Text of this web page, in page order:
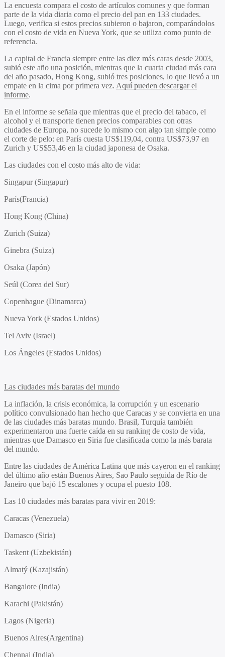
La encuesta compara el costo de artículos comunes y que forman
parte de la vida diaria como el precio del pan en 133 ciudades.
Luego, verifica si estos precios subieron o bajaron, comparándolos
con el costo de vida en Nueva York, que se utiliza como punto de
referencia.
La capital de Francia siempre entre las diez más caras desde 2003,
subió este año una posición, mientras que la cuarta ciudad más cara
del año pasado, Hong Kong, subió tres posiciones, lo que llevó a un
empate en la cima por primera vez. Aquí pueden descargar el
informe.
En el informe se señala que mientras que el precio del tabaco, el
alcohol y el transporte tienen precios comparables con otras
ciudades de Europa, no sucede lo mismo con algo tan simple como
el corte de pelo: en París cuesta US$119,04, contra US$73,97 en
Zurich y US$53,46 en la ciudad japonesa de Osaka.
Las ciudades con el costo más alto de vida:
Singapur (Singapur)
París(Francia)
Hong Kong (China)
Zurich (Suiza)
Ginebra (Suiza)
Osaka (Japón)
Seúl (Corea del Sur)
Copenhague (Dinamarca)
Nueva York (Estados Unidos)
Tel Aviv (Israel)
Los Ángeles (Estados Unidos)
Las ciudades más baratas del mundo
La inflación, la crisis económica, la corrupción y un escenario
político convulsionado han hecho que Caracas y se convierta en una
de las ciudades más baratas mundo. Brasil, Turquía también
experimentaron una fuerte caída en su ranking de costo de vida,
mientras que Damasco en Siria fue clasificada como la más barata
del mundo.
Entre las ciudades de América Latina que más cayeron en el ranking
del último año están Buenos Aires, Sao Paulo seguida de Río de
Janeiro que bajó 15 escalones y ocupa el puesto 108.
Las 10 ciudades más baratas para vivir en 2019:
Caracas (Venezuela)
Damasco (Siria)
Taskent (Uzbekistán)
Almatý (Kazajistán)
Bangalore (India)
Karachi (Pakistán)
Lagos (Nigeria)
Buenos Aires(Argentina)
Chennai (India)